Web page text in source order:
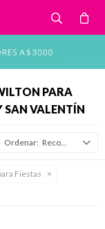
PARA
SAN VALENTÍN
Recomendados
Fiestas